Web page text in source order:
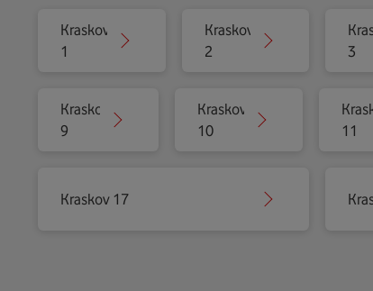
Kraskov
1
Kraskov
2
3
Kraskov
9
Kraskov
10
11
Kraskov 17